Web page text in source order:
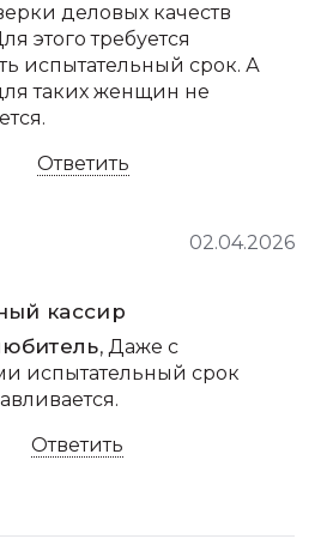
деловых качеств
этого требуется
испытательный срок. А
таких женщин не
Ответить
кассир
02.04.2026
, Даже с
испытательный срок
Ответить